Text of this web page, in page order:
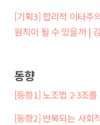
[기획3] 합리적 이타주
원칙이 될 수 있을까 |
동향
[동향1] 노조법 2·3조
[동향2] 반복되는 사회